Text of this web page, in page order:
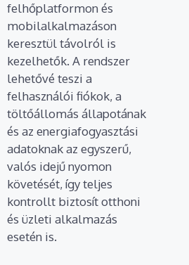
felhőplatformon és
mobilalkalmazáson
keresztül távolról is
kezelhetők. A rendszer
lehetővé teszi a
felhasználói fiókok, a
töltőállomás állapotának
és az energiafogyasztási
adatoknak az egyszerű,
valós idejű nyomon
követését, így teljes
kontrollt biztosít otthoni
és üzleti alkalmazás
esetén is.